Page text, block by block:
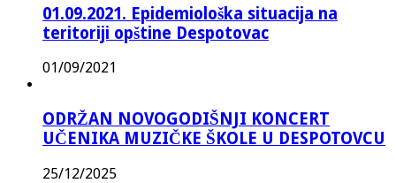
01.09.2021. Epidemiološka situacija na
teritoriji opštine Despotovac
01/09/2021
ODRŽAN NOVOGODIŠNJI KONCERT
UČENIKA MUZIČKE ŠKOLE U DESPOTOVCU
25/12/2025